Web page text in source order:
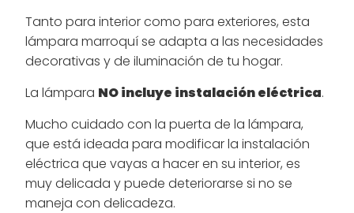
Tanto para interior como para exteriores, esta
lámpara marroquí se adapta a las necesidades
decorativas y de iluminación de tu hogar.
La lámpara NO incluye instalación eléctrica.
Mucho cuidado con la puerta de la lámpara,
que está ideada para modificar la instalación
eléctrica que vayas a hacer en su interior, es
muy delicada y puede deteriorarse si no se
maneja con delicadeza.